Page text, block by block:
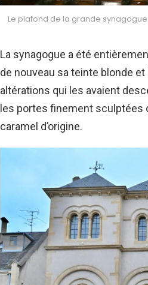
Le plafond de la grande
La synagogue a été
de nouveau sa teinte blonde
altérations qui les avaient
les portes finement sculptées
caramel d’origine.